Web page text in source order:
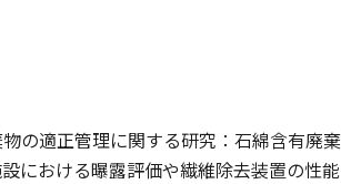
物の適正管理に関する研究：石綿含有廃棄
における曝露評価や繊維除去装置の性能